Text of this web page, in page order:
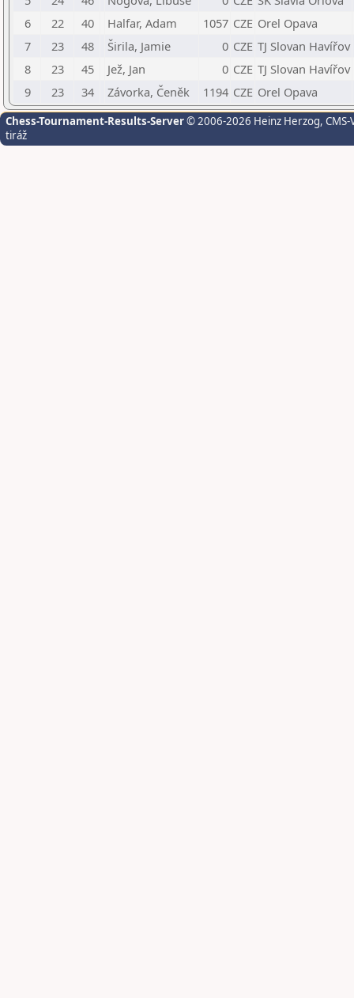
6
22 40 Halfar, Adam 1057 CZE Orel Opava
7
23 48 Širila, Jamie 0 CZE TJ Slovan Havířov
8
23 45 Jež, Jan 0 CZE TJ Slovan Havířov
9
23 34 Závorka, Čeněk 1194 CZE Orel Opava
Chess-Tournament-Results-Server© 2006-2026 Heinz Herzog,
tiráž